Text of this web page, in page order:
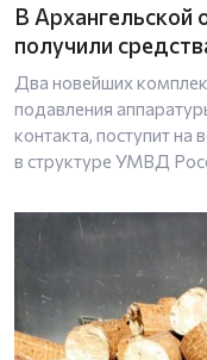
В Архангельской
получили
Два новейших
подавления
контакта, поступит
в структуре УМВД